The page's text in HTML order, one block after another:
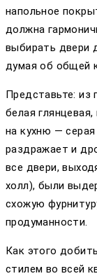
напольное
должна
выбирать двери
думая об общей
Представьте: из
белая
на кухню —
раздражает и
все двери,
холл), были
схожую
продуманности.
Как этого
стилем во всей